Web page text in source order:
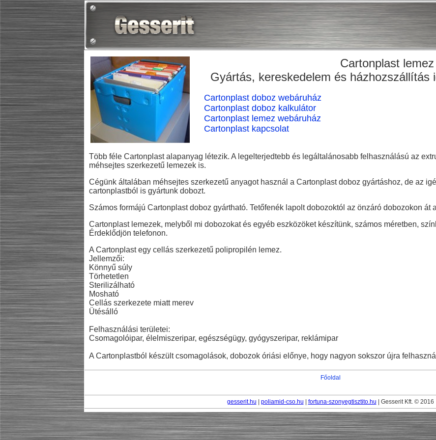
Cartonplast lemez
Gyártás, kereskedelem és házhozszállítás
Cartonplast doboz webáruház
Cartonplast doboz kalkulátor
Cartonplast lemez webáruház
Cartonplast kapcsolat
Több féle Cartonplast alapanyag létezik. A legelterjedtebb és legáltalánosabb felhasználású az
méhsejtes szerkezetű lemezek is.
Cégünk általában méhsejtes szerkezetű anyagot használ a Cartonplast doboz gyártáshoz, de az
cartonplastból is gyártunk dobozt.
Számos formájú Cartonplast doboz gyártható. Tetőfenék lapolt dobozoktól az önzáró dobozokon át
Cartonplast lemezek, melyből mi dobozokat és egyéb eszközöket készítünk, számos méretben,
Érdeklődjön telefonon.
A Cartonplast egy cellás szerkezetű polipropilén lemez.
Jellemzői:
Könnyű súly
Törhetetlen
Sterilizálható
Mosható
Cellás szerkezete miatt merev
Ütésálló
Felhasználási területei:
Csomagolóipar, élelmiszeripar, egészségügy, gyógyszeripar, reklámipar
A Cartonplastból készült csomagolások, dobozok óriási előnye, hogy nagyon sokszor újra
Főoldal
gesserit.hu poliamid-cso.hu fortuna-szonyegtisztito.hu | Gesserit Kft. © 2016